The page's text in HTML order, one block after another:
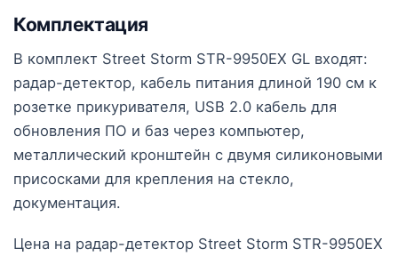
Комплектация
В комплект Street Storm STR-9950EX GL входят:
радар-детектор, кабель питания длиной 190 см к
розетке прикуривателя, USB 2.0 кабель для
обновления ПО и баз через компьютер,
металлический кронштейн с двумя силиконовыми
присосками для крепления на стекло,
документация.
Цена на радар-детектор Street Storm STR-9950EX